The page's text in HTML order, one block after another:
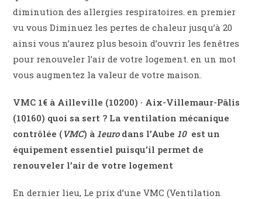
diminution des allergies respiratoires. en premier
vu vous Diminuez les pertes de chaleur jusqu’à 20
ainsi vous n’aurez plus besoin d’ouvrir les fenêtres
pour renouveler l’air de votre logement. en un mot
vous augmentez la valeur de votre maison.
VMC 1€ à Ailleville (10200) · Aix-Villemaur-Pâlis
(10160) quoi sa sert ? La ventilation mécanique
contrôlée (VMC) à 1euro dans l’Aube 10est un
équipement essentiel puisqu’il permet de
renouveler l’air de votre logement
En dernier lieu, Le prix d’une VMC (Ventilation